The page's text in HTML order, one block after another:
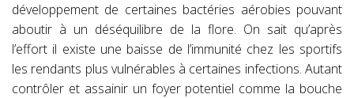
développement de certaines bactéries aérobies pouvant
aboutir à un déséquilibre de la flore. On sait qu’après
l’effort il existe une baisse de l’immunité chez les sportifs
les rendants plus vulnérables à certaines infections. Autant
contrôler et assainir un foyer potentiel comme la bouche